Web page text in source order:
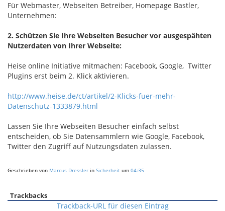
Für Webmaster, Webseiten Betreiber, Homepage Bastler,
Unternehmen:
2. Schützen Sie Ihre Webseiten Besucher vor ausgespähten
Nutzerdaten von Ihrer Webseite:
Heise online Initiative mitmachen: Facebook, Google, Twitter
Plugins erst beim 2. Klick aktivieren.
http://www.heise.de/ct/artikel/2-Klicks-fuer-mehr-
Datenschutz-1333879.html
Lassen Sie Ihre Webseiten Besucher einfach selbst
entscheiden, ob Sie Datensammlern wie Google, Facebook,
Twitter den Zugriff auf Nutzungsdaten zulassen.
Geschrieben von Marcus Dressler in Sicherheit um 04:35
Trackbacks
Trackback-URL für diesen Eintrag